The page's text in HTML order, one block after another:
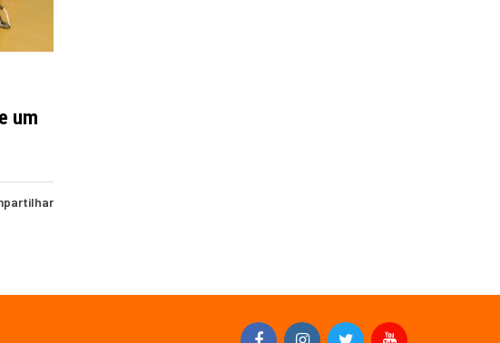
um